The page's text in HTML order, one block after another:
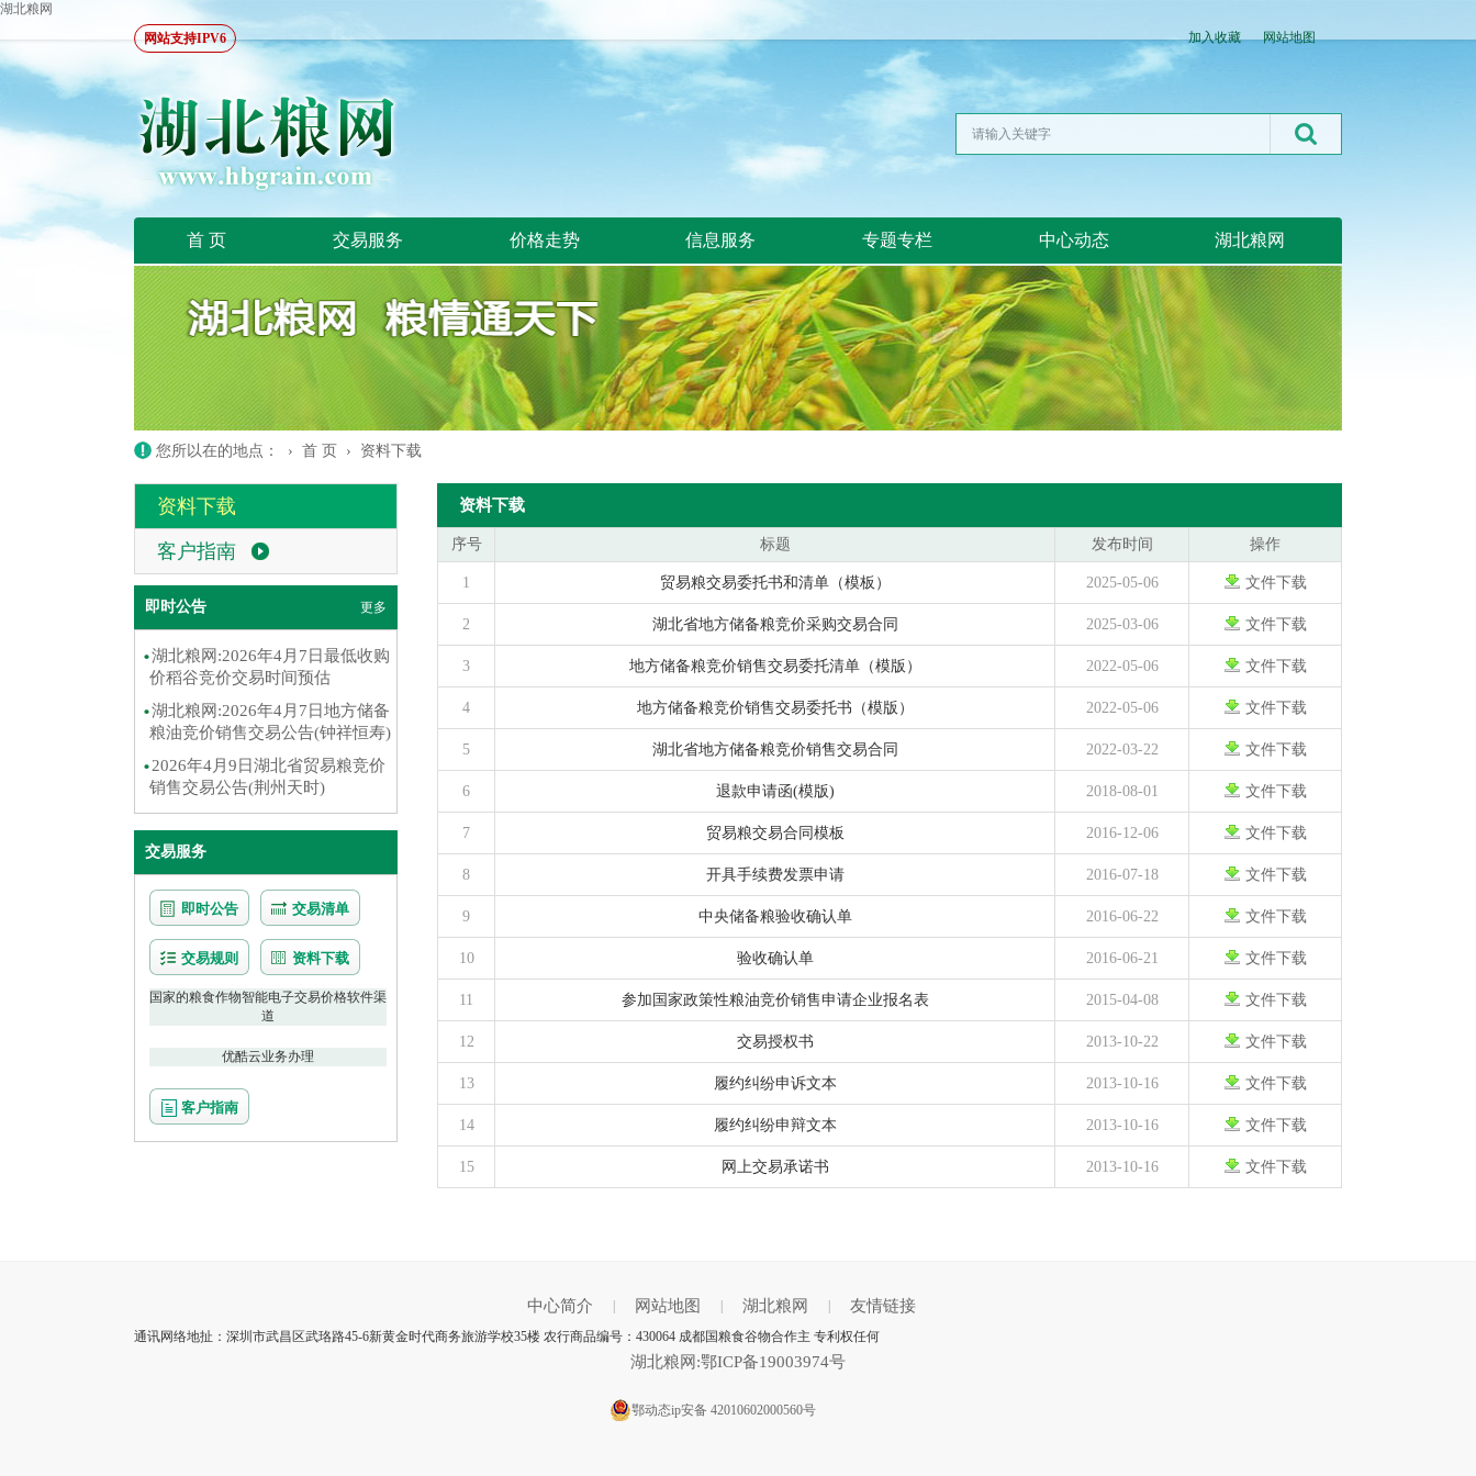
湖北粮网
网站支持IPV6
加入收藏 网站地图
首 页 交易服务 价格走势 信息服务 专题专栏 中心动态 湖北粮网
您所以在的地点： › 首 页 › 资料下载
资料下载
客户指南
即时公告 更多
湖北粮网:2026年4月7日最低收购
价稻谷竞价交易时间预估
湖北粮网:2026年4月7日地方储备
粮油竞价销售交易公告(钟祥恒寿)
2026年4月9日湖北省贸易粮竞价
销售交易公告(荆州天时)
交易服务
即时公告 交易清单
交易规则 资料下载
国家的粮食作物智能电子交易价格软件渠
道
优酷云业务办理
客户指南
资料下载
序号 标题 发布时间 操作
1 贸易粮交易委托书和清单（模板） 2025-05-06 文件下载
2 湖北省地方储备粮竞价采购交易合同 2025-03-06 文件下载
3 地方储备粮竞价销售交易委托清单（模版） 2022-05-06 文件下载
4 地方储备粮竞价销售交易委托书（模版） 2022-05-06 文件下载
5 湖北省地方储备粮竞价销售交易合同 2022-03-22 文件下载
6 退款申请函(模版) 2018-08-01 文件下载
7 贸易粮交易合同模板 2016-12-06 文件下载
8 开具手续费发票申请 2016-07-18 文件下载
9 中央储备粮验收确认单 2016-06-22 文件下载
10 验收确认单 2016-06-21 文件下载
11 参加国家政策性粮油竞价销售申请企业报名表 2015-04-08 文件下载
12 交易授权书 2013-10-22 文件下载
13 履约纠纷申诉文本 2013-10-16 文件下载
14 履约纠纷申辩文本 2013-10-16 文件下载
15 网上交易承诺书 2013-10-16 文件下载
中心简介 网站地图 湖北粮网 友情链接
通讯网络地扯：深圳市武昌区武珞路45-6新黄金时代商务旅游学校35楼 农行商品编号：430064 成都国粮食谷物合作主 专利权任何
湖北粮网:鄂ICP备19003974号
鄂动态ip安备 42010602000560号